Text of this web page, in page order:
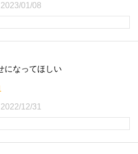
2023/01/08
になってほしい
2022/12/31